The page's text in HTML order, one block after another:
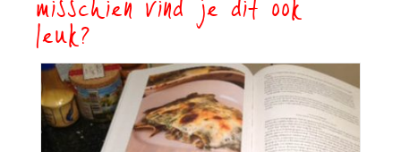
misschien vind je dit ook
leuk?